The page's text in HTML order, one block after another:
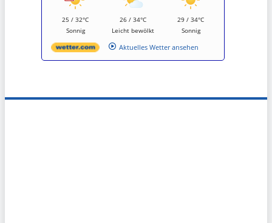
25 / 32°C
Sonnig
26 / 34°C
Leicht bewölkt
29 / 34°C
Sonnig
Aktuelles Wetter ansehen